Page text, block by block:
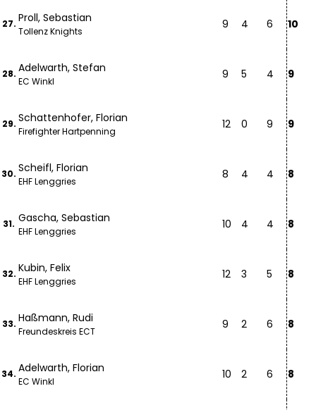
27. Proll, Sebastian
Tollenz Knights
9 4 6 10
28. Adelwarth, Stefan
EC Winkl
9 5 4 9
29. Schattenhofer, Florian
Firefighter Hartpenning
12 0 9 9
30. Scheifl, Florian
EHF Lenggries
8 4 4 8
31. Gascha, Sebastian
EHF Lenggries
10 4 4 8
32. Kubin, Felix
EHF Lenggries
12 3 5 8
33. Haßmann, Rudi
Freundeskreis ECT
9 2 6 8
34. Adelwarth, Florian
EC Winkl
10 2 6 8